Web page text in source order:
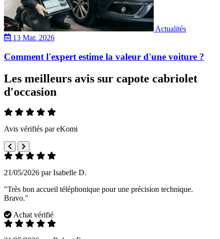
Actualités
13 Mar. 2026
Comment l'expert estime la valeur d'une voiture ?
Les meilleurs avis sur capote cabriolet
d'occasion
Avis vérifiés par eKomi
21/05/2026 par Isabelle D.
"Très bon accueil téléphonique pour une précision technique.
Bravo."
Achat vérifié